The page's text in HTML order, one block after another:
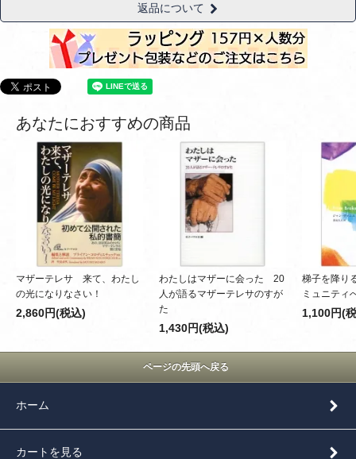
返品について
あなたにおすすめの商品
マザーテレサ 来て、わたし
の光になりなさい！
2,860円(税込)
わたしはマザーに会った 20
人が語るマザーテレサのすが
た
1,430円(税込)
梯子を降り
ミュニティ
1,100円(
ページの先頭へ戻る
ホーム
カートを見る